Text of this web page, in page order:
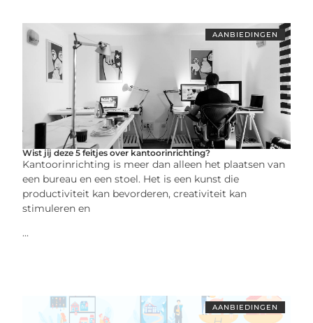
AANBIEDINGEN
Wist jij deze 5 feitjes over kantoorinrichting?
Kantoorinrichting is meer dan alleen het plaatsen van
een bureau en een stoel. Het is een kunst die
productiviteit kan bevorderen, creativiteit kan
stimuleren en
...
AANBIEDINGEN